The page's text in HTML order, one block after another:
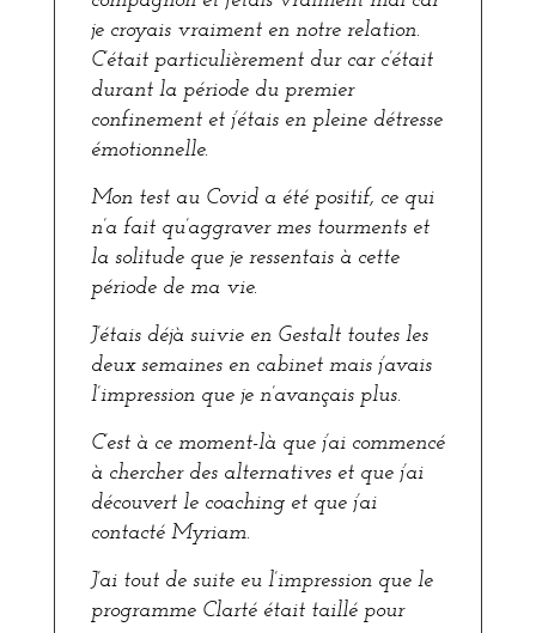
je croyais vraiment en notre relation.
C’était particulièrement dur car c’était
durant la période du premier
confinement et j’étais en pleine détresse
émotionnelle.
Mon test au Covid a été positif, ce qui
n’a fait qu’aggraver mes tourments et
la solitude que je ressentais à cette
période de ma vie.
J’étais déjà suivie en Gestalt toutes les
deux semaines en cabinet mais j’avais
l’impression que je n’avançais plus.
C’est à ce moment-là que j’ai commencé
à chercher des alternatives et que j’ai
découvert le coaching et que j’ai
contacté Myriam.
J’ai tout de suite eu l’impression que le
programme Clarté était taillé pour